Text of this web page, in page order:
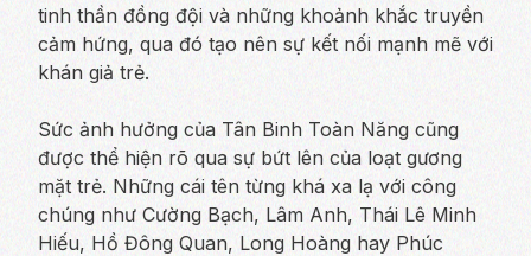
tinh thần đồng đội và những khoảnh khắc truyền
cảm hứng, qua đó tạo nên sự kết nối mạnh mẽ với
khán giả trẻ.
Sức ảnh hưởng của Tân Binh Toàn Năng cũng
được thể hiện rõ qua sự bứt lên của loạt gương
mặt trẻ. Những cái tên từng khá xa lạ với công
chúng như Cường Bạch, Lâm Anh, Thái Lê Minh
Hiếu, Hồ Đông Quan, Long Hoàng hay Phúc